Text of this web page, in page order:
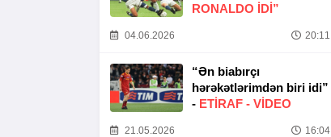
RONALDO IDI”
04.06.2026 20:11
“Ən biabırçı
hərəkətlərimdən biri idi”
- ETIRAF - VİDEO
21.05.2026 16:04